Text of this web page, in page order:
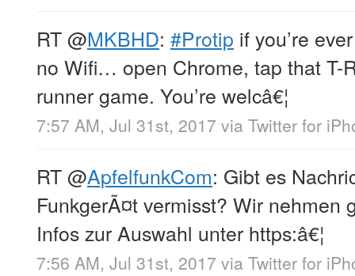
RT@MKBHD: #Protip if you’re
no Wifi… open Chrome, tap that T-
runner game. You’re welcâ€¦
7:57 AM, Jul 31st, 2017 via Twitter for
RT@ApfelfunkCom: Gibt es
FunkgerÃ¤t vermisst? Wir nehmen
Infos zur Auswahl unter https:â€¦
7:56 AM, Jul 31st, 2017 via Twitter for